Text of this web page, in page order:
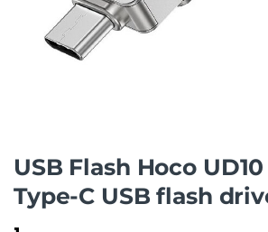
USB Flash Hoco
Type-C USB flash